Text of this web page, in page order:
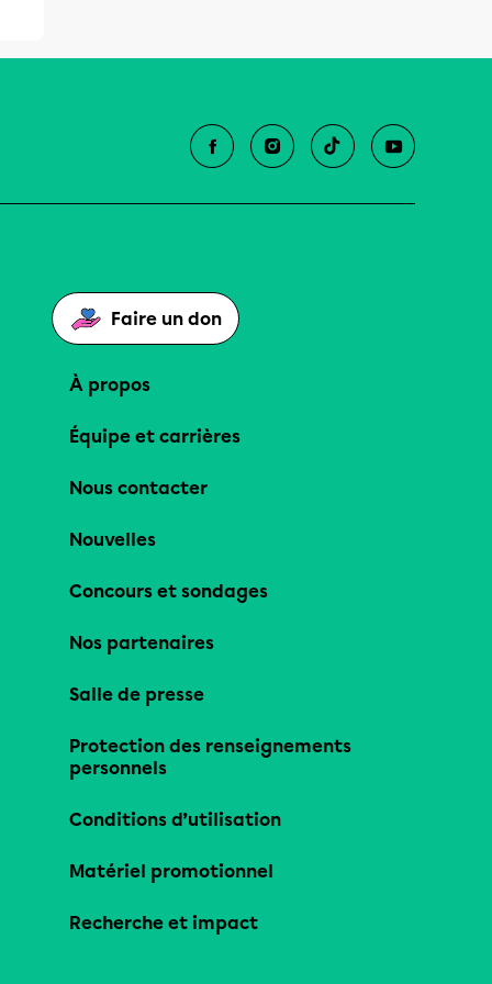
Faire un don
À propos
Équipe et carrières
Nous contacter
Nouvelles
Concours et sondages
Nos partenaires
Salle de presse
Protection des renseignements
personnels
Conditions d’utilisation
Matériel promotionnel
Recherche et impact